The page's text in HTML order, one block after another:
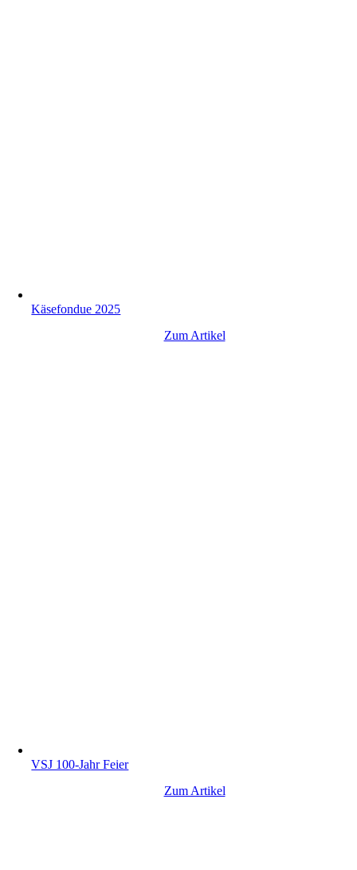
Käsefondue 2025
Zum Artikel
VSJ 100-Jahr Feier
Zum Artikel